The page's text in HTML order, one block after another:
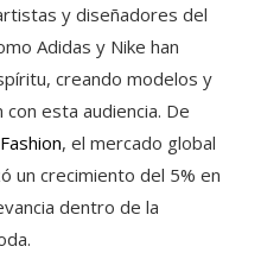
y diseñadores del
Adidas y Nike han
creando modelos y
esta audiencia. De
, el mercado global
un crecimiento del 5% en
dentro de la